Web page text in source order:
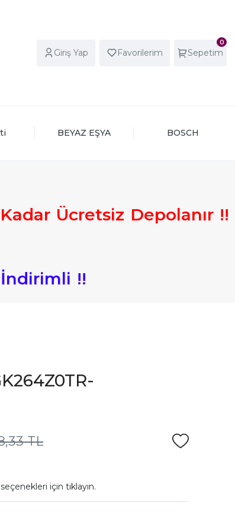
Giriş Yap Favorilerim
0
Sepetim
BEYAZ EŞYA BOSCH
Kadar Ücretsiz Depolanır !!
İndirimli !!
TL
için tıklayın.